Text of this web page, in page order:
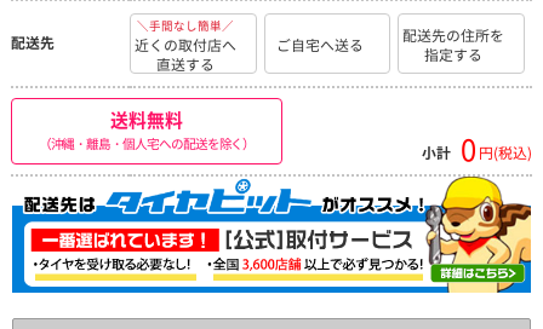
配送先
＼手間なし簡単／
近くの取付店へ
直送する
ご自宅へ送る
配送先の住所を
指定する
送料無料
（沖縄・離島・個人宅への配送を除く） 小計 0 円(税込)